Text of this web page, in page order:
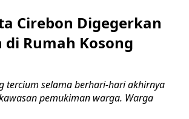
Cirebon Digegerkan
di Rumah Kosong
tercium selama berhari-hari akhirnya
pemukiman warga. Warga